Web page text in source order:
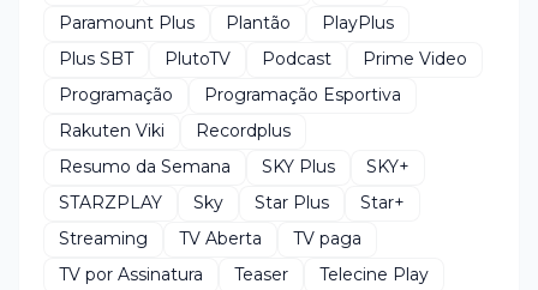
Paramount Plus
Plantão
PlayPlus
Plus SBT
PlutoTV Podcast
Prime Video
Programação
Programação Esportiva
Rakuten Viki
Recordplus
Resumo da Semana
SKY Plus
SKY+
STARZPLAY
Sky Star Plus
Star+
Streaming
TV Aberta
TV paga
TV por Assinatura
Teaser
Telecine Play